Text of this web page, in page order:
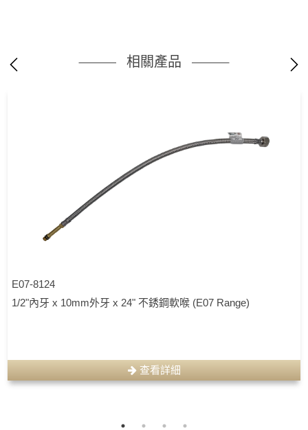
相關產品
E07-8124
1/2"內牙 x 10mm外牙 x 24" 不銹鋼軟喉 (E07 Range)
查看詳細